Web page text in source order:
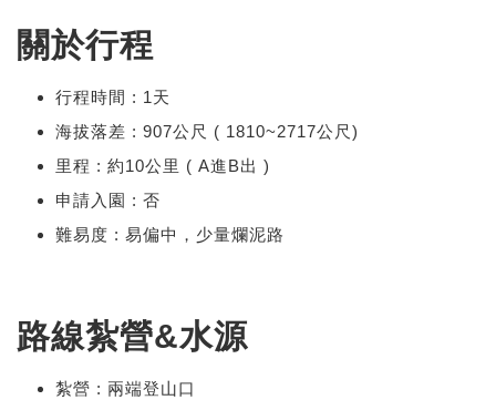
關於行程
行程時間 : 1天
海拔落差 : 907公尺 ( 1810~2717公尺)
里程 : 約10公里 ( A進B出 )
申請入園 : 否
難易度 : 易偏中，少量爛泥路
路線紮營&水源
紮營 : 兩端登山口